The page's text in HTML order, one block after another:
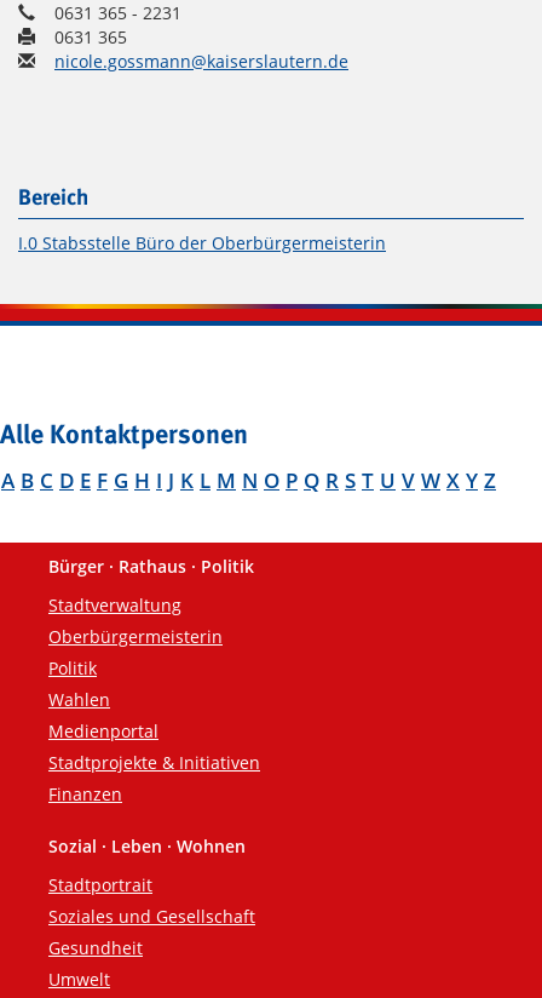
0631 365 - 2231
0631 365
nicole.gossmann@kaiserslautern.de
Bereich
I.0 Stabsstelle Büro der Oberbürgermeisterin
Alle Kontaktpersonen
A B C D E F G H I J K L M N O P Q R S T U V W X Y Z
Fußzeile
Bürger · Rathaus · Politik
Stadtverwaltung
Oberbürgermeisterin
Politik
Wahlen
Medienportal
Stadtprojekte & Initiativen
Finanzen
Sozial · Leben · Wohnen
Stadtportrait
Soziales und Gesellschaft
Gesundheit
Umwelt